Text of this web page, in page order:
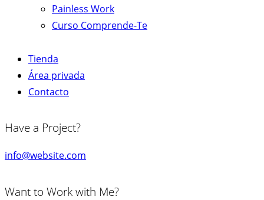
Painless Work
Curso Comprende-Te
Tienda
Área privada
Contacto
Have a Project?
info@website.com
Want to Work with Me?